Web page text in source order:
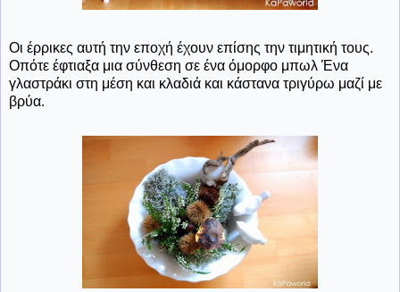
Οι έρρικες αυτή την εποχή έχουν επίσης την τιμητική τους.
Οπότε έφτιαξα μια σύνθεση σε ένα όμορφο μπωλ Ένα
γλαστράκι στη μέση και κλαδιά και κάστανα τριγύρω μαζί με
βρύα.